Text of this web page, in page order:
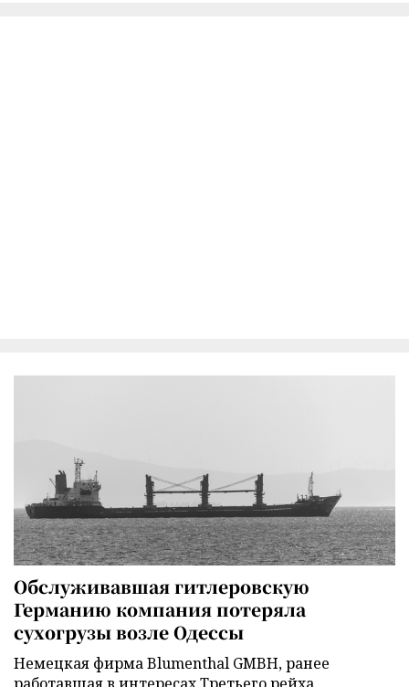
Обслуживавшая гитлеровскую
Германию компания потеряла
сухогрузы возле Одессы
Немецкая фирма Blumenthal GMBH, ранее
работавшая в интересах Третьего рейха,